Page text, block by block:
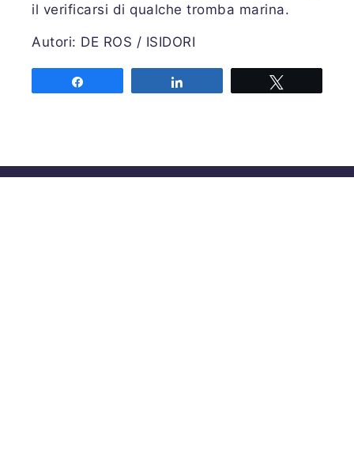
il verificarsi di qualche tromba marina.
Autori: DE ROS / ISIDORI